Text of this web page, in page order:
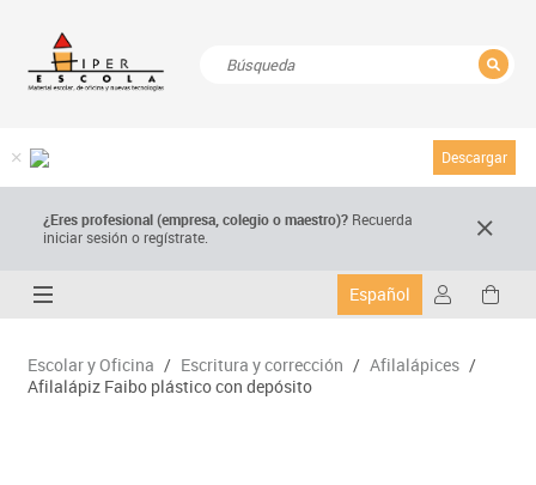
Descargar
¿Eres profesional (empresa, colegio o maestro)? Recuerda
iniciar sesión o regístrate.
Español
Escolar y Oficina / Escritura y corrección / Afilalápices /
Afilalápiz Faibo plástico con depósito